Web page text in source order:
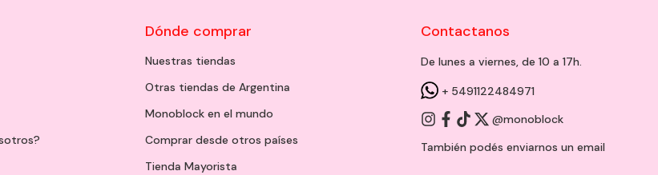
Dónde comprar
Nuestras tiendas
Otras tiendas de Argentina
Monoblock en el mundo
Comprar desde otros países
Tienda Mayorista
Contactanos
De lunes a viernes, de 10 a 17h.
+ 5491122484971
@monoblock
También podés enviarnos un email